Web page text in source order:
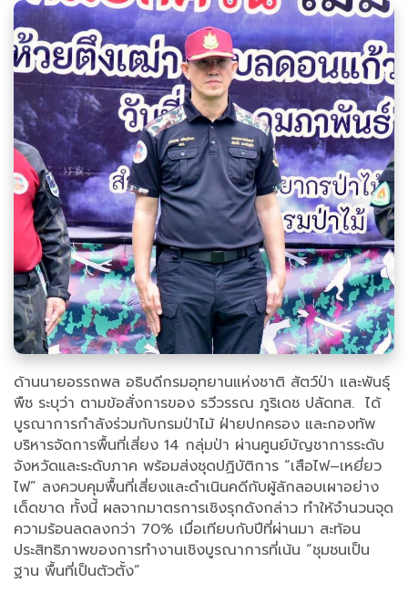
ด้านนายอรรถพล อธิบดีกรมอุทยานแห่งชาติ สัตว์ป่า และพันธุ์
พืช ระบุว่า ตามข้อสั่งการของ รวีวรรณ ภูริเดช ปลัดทส. ได้
บูรณาการกำลังร่วมกับกรมป่าไม้ ฝ่ายปกครอง และกองทัพ
บริหารจัดการพื้นที่เสี่ยง 14 กลุ่มป่า ผ่านศูนย์บัญชาการระดับ
จังหวัดและระดับภาค พร้อมส่งชุดปฏิบัติการ “เสือไฟ–เหยี่ยว
ไฟ” ลงควบคุมพื้นที่เสี่ยงและดำเนินคดีกับผู้ลักลอบเผาอย่าง
เด็ดขาด ทั้งนี้ ผลจากมาตรการเชิงรุกดังกล่าว ทำให้จำนวนจุด
ความร้อนลดลงกว่า 70% เมื่อเทียบกับปีที่ผ่านมา สะท้อน
ประสิทธิภาพของการทำงานเชิงบูรณาการที่เน้น “ชุมชนเป็น
ฐาน พื้นที่เป็นตัวตั้ง”